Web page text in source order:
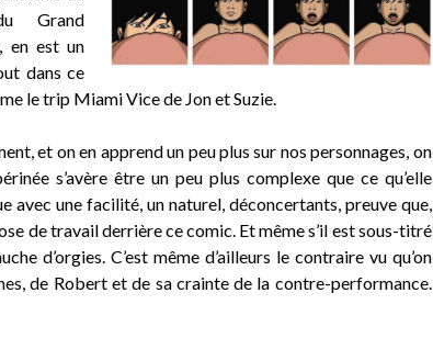
Grand
en est un
dans ce
le trip Miami Vice de Jon et Suzie.
et on en apprend un peu plus sur nos personnages, on
s’avère être un peu plus complexe que ce qu’elle
avec une facilité, un naturel, déconcertants, preuve que,
de travail derrière ce comic. Et même s’il est sous-titré
d’orgies. C’est même d’ailleurs le contraire vu qu’on
de Robert et de sa crainte de la contre-performance.